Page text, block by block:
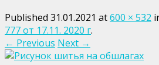
Published 31.01.2021 at600 × 532
777 от 17.11. 2020 г.
← Previous Next →